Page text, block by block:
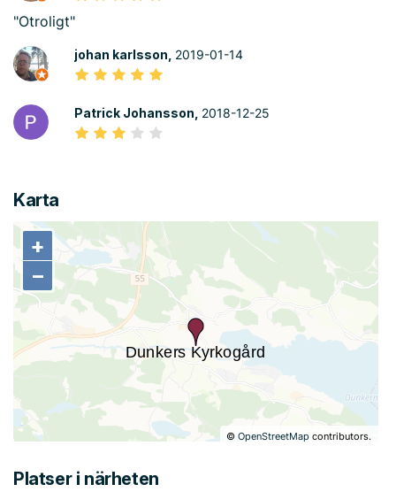
"Otroligt"
johan karlsson, 2019-01-14
Patrick Johansson, 2018-12-25
Karta
+
−
©OpenStreetMap contributors.
+
−
Platser i närheten